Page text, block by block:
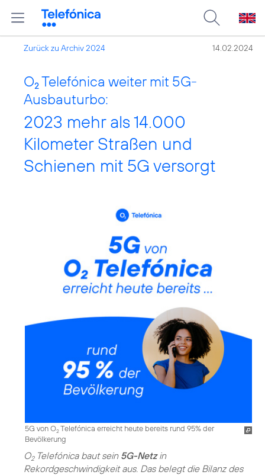
Zurück zu Archiv 2024 14.02.2024
O2 Telefónica weiter mit 5G-
Ausbauturbo:
2023 mehr als 14.000
Kilometer Straßen und
Schienen mit 5G versorgt
5G von O2Telefónica erreicht heute bereits rund 95% der
Bevölkerung
O2Telefónica baut sein 5G-Netzin
Rekordgeschwindigkeit aus. Das belegt die Bilanz des